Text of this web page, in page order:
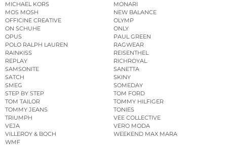
MICHAEL KORS
MONARI
MOS MOSH
NEW BALANCE
OFFICINE CREATIVE
OLYMP
ON SCHUHE
ONLY
OPUS
PAUL GREEN
POLO RALPH LAUREN
RAGWEAR
RAINKISS
REISENTHEL
REPLAY
RICHROYAL
SAMSONITE
SANETTA
SATCH
SKINY
SMEG
SOMEDAY
STEP BY STEP
TOM FORD
TOM TAILOR
TOMMY HILFIGER
TOMMY JEANS
TONIES
TRIUMPH
VEE COLLECTIVE
VEJA
VERO MODA
VILLEROY & BOCH
WEEKEND MAX MARA
WMF